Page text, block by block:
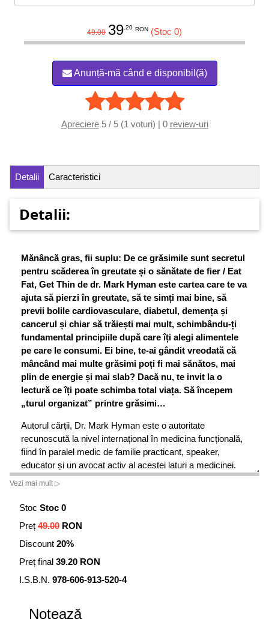
49.00 39.20 RON (Stoc 0)
Anunță-mă când e disponibil(ă)
Apreciere5 / 5 (1 voturi) | 0 review-uri
Detalii Caracteristici
Detalii:
Mănâncă gras, fii suplu: De ce grăsimile sunt secretul
pentru scăderea în greutate și o sănătate de fier / Eat
Fat, Get Thin de dr. Mark Hyman este cartea care te va
ajuta să pierzi în greutate, să te simți mai bine, să
previi bolile cardiovasculare, diabetul, demențași
cancerul și chiar să trăiești mai mult, schimbându-ți
fundamental principiile după care îți alegi alimentele
pe care le consumi. Ei bine, te-ai gândit vreodată că
mâncând mai multe grăsimi poți fi mai sănătos, mai
plin de energie și mai slab? Dacă nu, te invit la o
lectură ce îți poate schimba total viața. Să începem
„turul organizat” printre grăsimi…
Autorul cărții, Dr. Mark Hyman este o autoritate
recunoscută la nivel internațional în medicina funcțională,
fiind în paralel medic de familie practicant, speaker,
educator și un avocat activ al acestei laturi a medicinei.
Medicina funcțională se ocupă cu optimizarea stării de
activitatea de medic Dr. Hyman este editor medical la
medical pentru numeroase emisiuni de televiziune
americane, actualmente fiind consilier și uneori
coprezentator invitat la The Dr. Oz Show.
Cărțile sale se vând ca pâinea caldă în America și nu
Vezi mai mult ▷
Stoc Stoc 0
Preț 49.00 RON
Discount 20%
Preț final 39.20 RON
I.S.B.N. 978-606-913-520-4
Notează